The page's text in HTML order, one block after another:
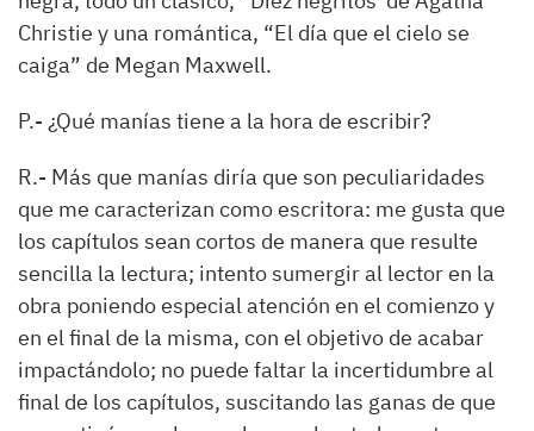
Christie y una romántica, “El día que el cielo se
caiga” de Megan Maxwell.
P.- ¿Qué manías tiene a la hora de escribir?
R.- Más que manías diría que son peculiaridades
que me caracterizan como escritora: me gusta que
los capítulos sean cortos de manera que resulte
sencilla la lectura; intento sumergir al lector en la
obra poniendo especial atención en el comienzo y
en el final de la misma, con el objetivo de acabar
impactándolo; no puede faltar la incertidumbre al
final de los capítulos, suscitando las ganas de que